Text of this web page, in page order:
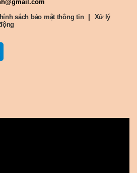
sách bảo mật thông tin
Xử lý